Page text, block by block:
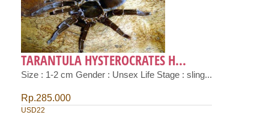
TARANTULA HYSTEROCRATES H...
Size : 1-2 cm Gender : Unsex Life Stage : sling...
Rp.285.000
USD22